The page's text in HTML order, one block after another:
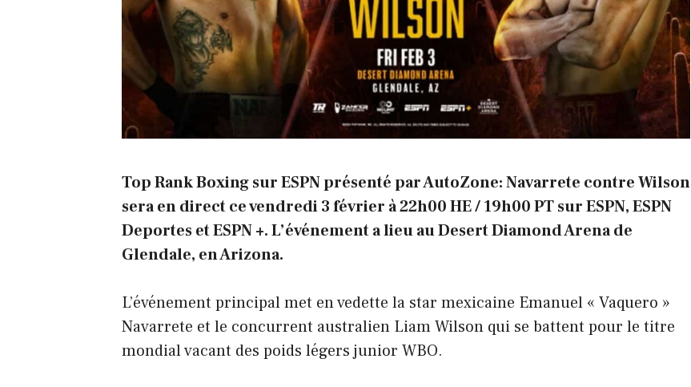
Top Rank Boxing sur ESPN présenté par AutoZone: Navarrete contre Wilson
sera en direct ce vendredi 3 février à 22h00 HE / 19h00 PT sur ESPN, ESPN
Deportes et ESPN +. L’événement a lieu au Desert Diamond Arena de
Glendale, en Arizona.
L’événement principal met en vedette la star mexicaine Emanuel « Vaquero »
Navarrete et le concurrent australien Liam Wilson qui se battent pour le titre
mondial vacant des poids légers junior WBO.